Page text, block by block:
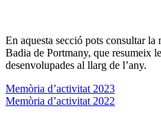
En aquesta secció pots consultar la
Badia de Portmany, que resumeix
desenvolupades al llarg de l’any.
Memòria d’activitat 2023
Memòria d’activitat 2022